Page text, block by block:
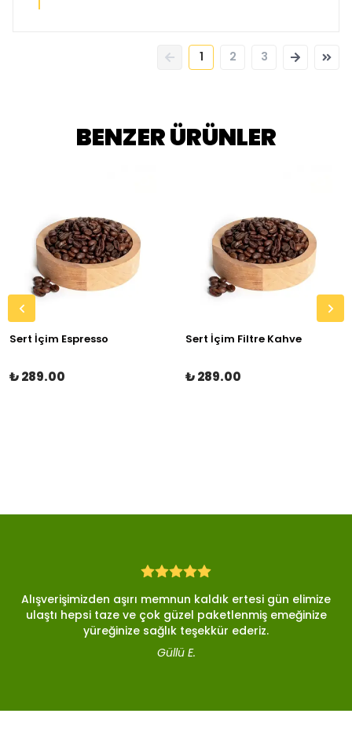
1 2 3
BENZER ÜRÜNLER
Sert İçim Espresso
₺ 289.00
Sert İçim Filtre Kahve
₺ 289.00
Alışverişimizden aşırı memnun kaldık ertesi gün elimize
ulaştı hepsi taze ve çok güzel paketlenmiş emeğinize
yüreğinize sağlık teşekkür ederiz.
Güllü E.